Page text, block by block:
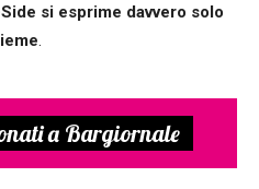
si esprime davvero solo
.
a Bargiornale